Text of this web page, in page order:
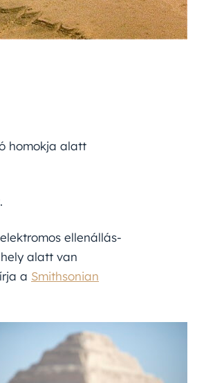
homokja alatt
ellenállás-
alatt van
a Smithsonian